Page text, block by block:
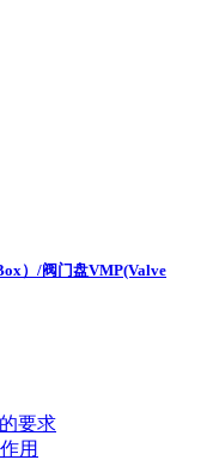
）/阀门盘VMP(Valve
要求
用